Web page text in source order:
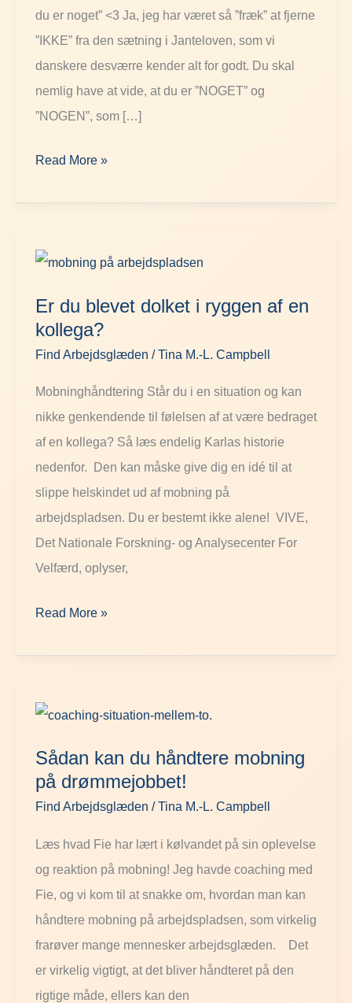
du er noget” <3 Ja, jeg har været så ”fræk” at fjerne
”IKKE” fra den sætning i Janteloven, som vi
danskere desværre kender alt for godt. Du skal
nemlig have at vide, at du er ”NOGET” og
”NOGEN”, som […]
fortabt
på
sidelinjen
Read More »
Er du blevet dolket i ryggen af en
kollega?
Find Arbejdsglæden /Tina M.-L. Campbell
Mobninghåndtering Står du i en situation og kan
nikke genkendende til følelsen af at være bedraget
af en kollega? Så læs endelig Karlas historie
nedenfor. Den kan måske give dig en idé til at
slippe helskindet ud af mobning på
arbejdspladsen. Du er bestemt ikke alene! VIVE,
Det Nationale Forskning- og Analysecenter For
Velfærd, oplyser,
Er
blevet
dolket
i
ryggen
af
en
kollega?
Read More »
Sådan kan du håndtere mobning
på drømmejobbet!
Find Arbejdsglæden /Tina M.-L. Campbell
Læs hvad Fie har lært i kølvandet på sin oplevelse
og reaktion på mobning! Jeg havde coaching med
Fie, og vi kom til at snakke om, hvordan man kan
håndtere mobning på arbejdspladsen, som virkelig
frarøver mange mennesker arbejdsglæden. Det
er virkelig vigtigt, at det bliver håndteret på den
rigtige måde, ellers kan den
Sådan
du
håndtere
mobning
på
drømmejobbet!